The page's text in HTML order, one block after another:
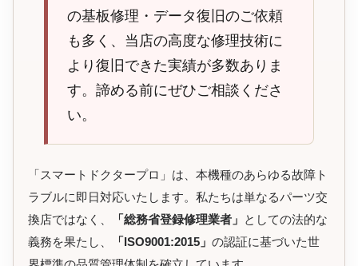
の基板修理・データ復旧のご依頼
も多く、当店の高度な修理技術に
より復旧できた実績が多数ありま
す。諦める前にぜひご相談くださ
い。
「スマートドクタープロ」は、本機種のあらゆる故障ト
ラブルに即日対応いたします。私たちは単なるパーツ交
換店ではなく、
「総務省登録修理業者」 としての法的な
義務を果たし、
「ISO9001:2015」 の認証に基づいた世